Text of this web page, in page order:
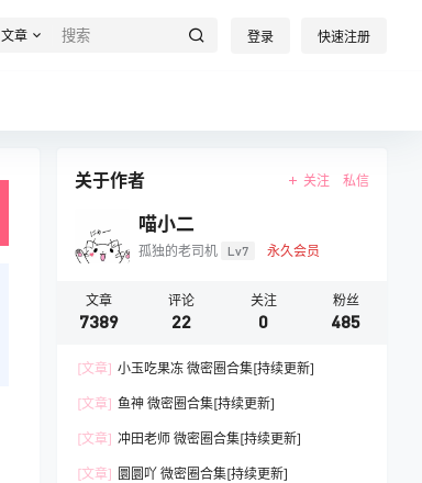
文章 登录 快速注册
关于作者 关注 私信
喵小二
孤独的老司机 Lv7 永久会员
文章
7389
评论
22
关注
0
粉丝
485
[文章] 小玉吃果冻 微密圈合集[持续更新]
[文章] 鱼神 微密圈合集[持续更新]
[文章] 冲田老师 微密圈合集[持续更新]
[文章] 圜圜吖 微密圈合集[持续更新]